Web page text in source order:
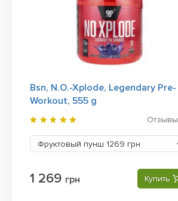
Bsn, N.O.-Xplode, Legendary Pre-
Workout, 555 g
Отзывы
Фруктовый пунш 1269 грн
1 269 грн Купить